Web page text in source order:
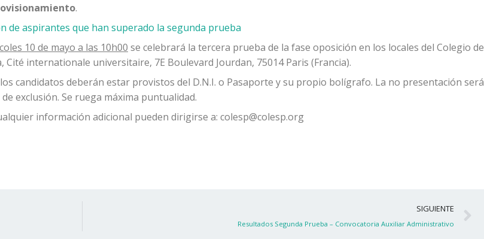
.
de aspirantes que han superado la segunda prueba
10 de mayo a las 10h00 se celebrará la tercera prueba de la fase oposición en los locales del Colegio de
Cité internationale universitaire, 7E Boulevard Jourdan, 75014 Paris (Francia).
candidatos deberán estar provistos del D.N.I. o Pasaporte y su propio bolígrafo. La no presentación será
exclusión. Se ruega máxima puntualidad.
información adicional pueden dirigirse a: colesp@colesp.org
SIGUIENTE
Resultados Segunda Prueba – Convocatoria Auxiliar Administrativo